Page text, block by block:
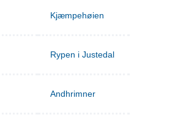
Kjæmpehøien
Rypen i Justedal
Andhrimner